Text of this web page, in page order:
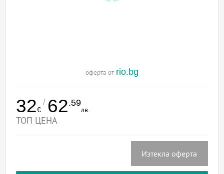
оферта от rio.bg
32€
/ 62.59
лв.
ТОП ЦЕНА
Изтекла оферта